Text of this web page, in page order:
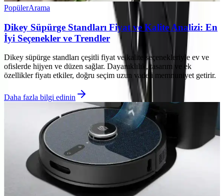
PopülerArama
Dikey Süpürge Standları Fiyat ve Kalite Analizi: En
İyi Seçenekler ve Trendler
Dikey süpürge standları çeşitli fiyat ve kalite seçenekleriyle ev ve
ofislerde hijyen ve düzen sağlar. Dayanıklılık, tasarım ve ek
özellikler fiyatı etkiler, doğru seçim uzun vadeli memnuniyet getirir.
Daha fazla bilgi edinin